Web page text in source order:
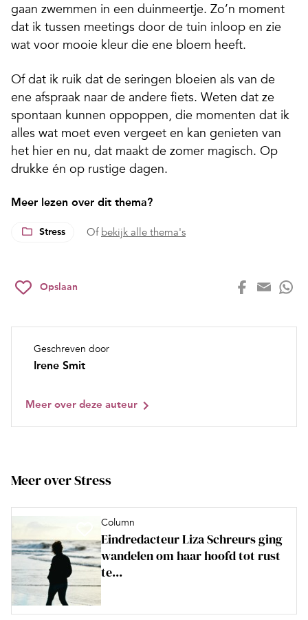
gaan zwemmen in een duinmeertje. Zo’n moment
dat ik tussen meetings door de tuin inloop en zie
wat voor mooie kleur die ene bloem heeft.
Of dat ik ruik dat de seringen bloeien als van de
ene afspraak naar de andere fiets. Weten dat ze
spontaan kunnen oppoppen, die momenten dat ik
alles wat moet even vergeet en kan genieten van
het hier en nu, dat maakt de zomer magisch. Op
drukke én op rustige dagen.
Meer lezen over dit thema?
Stress Of bekijk alle thema's
Opslaan
Geschreven door
Irene Smit
Meer over deze auteur
Meer over Stress
Column
Eindredacteur Liza Schreurs ging
wandelen om haar hoofd tot rust
te...